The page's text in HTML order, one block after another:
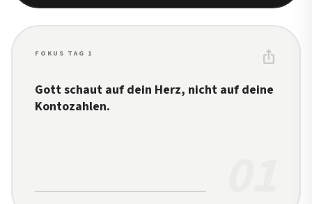
FOKUS TAG 1 ios_share
Gott schaut auf dein Herz, nicht auf deine
Kontozahlen.